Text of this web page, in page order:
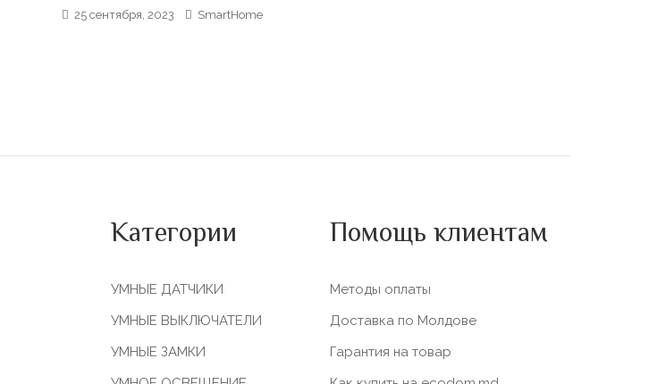
25 сентября, 2023 SmartHome
Категории
УМНЫЕ ДАТЧИКИ
УМНЫЕ ВЫКЛЮЧАТЕЛИ
УМНЫЕ ЗАМКИ
Помощь клиентам
Методы оплаты
Доставка по Молдове
Гарантия на товар